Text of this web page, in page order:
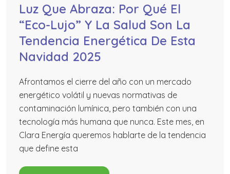
Luz Que Abraza: Por Qué El
“Eco-Lujo” Y La Salud Son La
Tendencia Energética De Esta
Navidad 2025
Afrontamos el cierre del año con un mercado
energético volátil y nuevas normativas de
contaminación lumínica, pero también con una
tecnología más humana que nunca. Este mes, en
Clara Energía queremos hablarte de la tendencia
que define esta